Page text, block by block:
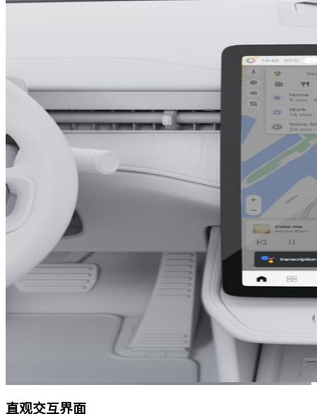
直观交互界面